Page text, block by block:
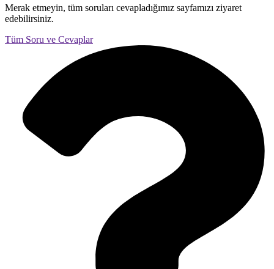
Merak etmeyin, tüm soruları cevapladığımız sayfamızı ziyaret
edebilirsiniz.
Tüm Soru ve Cevaplar